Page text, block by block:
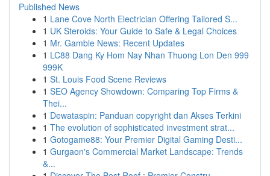
Published News
1 Lane Cove North Electrician Offering Tailored S...
1 UK Steroids: Your Guide to Safe & Legal Choices
1 Mr. Gamble News: Recent Updates
1 LC88 Dang Ky Hom Nay Nhan Thuong Lon Den 999
999K
1 St. Louis Food Scene Reviews
1 SEO Agency Showdown: Comparing Top Firms &
Thei...
1 Dewataspin: Panduan copyright dan Akses Terkini
1 The evolution of sophisticated investment strat...
1 Gotogame88: Your Premier Digital Gaming Desti...
1 Gurgaon's Commercial Market Landscape: Trends
&...